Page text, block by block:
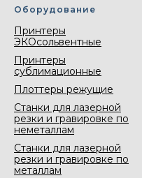
Оборудование
Принтеры
ЭКОсольвентные
Принтеры
сублимационные
Плоттеры режущие
Станки для лазерной
резки и гравировке по
неметаллам
Станки для лазерной
резки и гравировке по
металлам